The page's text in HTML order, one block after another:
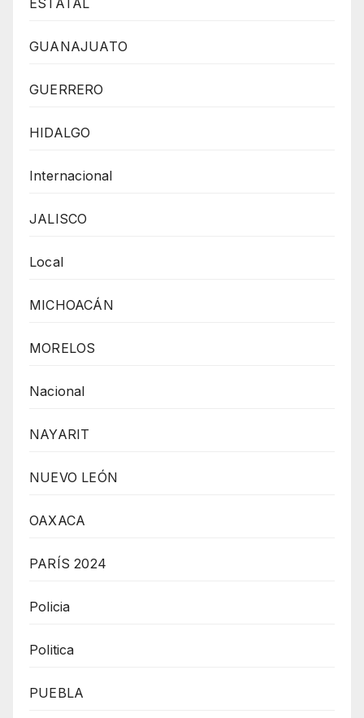
GUANAJUATO
GUERRERO
HIDALGO
Internacional
JALISCO
Local
MICHOACÁN
MORELOS
Nacional
NAYARIT
NUEVO LEÓN
OAXACA
PARÍS 2024
Policia
Politica
PUEBLA